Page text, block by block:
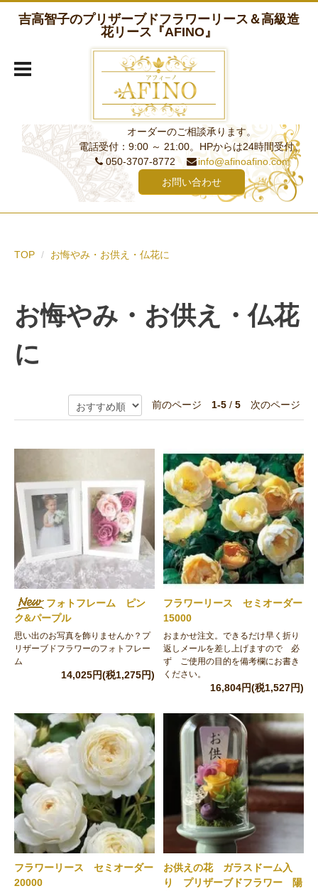
吉高智子のプリザーブドフラワーリース＆高級造
花リース『AFINO』
オーダーのご相談承ります。
電話受付：9:00 ～ 21:00。HPからは24時間受付。
050-3707-8772
info@afinoafino.com
お問い合わせ
TOP お悔やみ・お供え・仏花に
お悔やみ・お供え・仏花
に
前のページ 1-5 / 5 次のページ
フォトフレーム ピン
ク&パープル
思い出のお写真を飾りませんか？プ
リザーブドフラワーのフォトフレー
ム
14,025円(税1,275円)
フラワーリース セミオーダー
15000
おまかせ注文。できるだけ早く折り
返しメールを差し上げますので 必
ず ご使用の目的を備考欄にお書き
ください。
16,804円(税1,527円)
フラワーリース セミオーダー
20000
お供えの花 ガラスドーム入
り プリザーブドフラワー 陽